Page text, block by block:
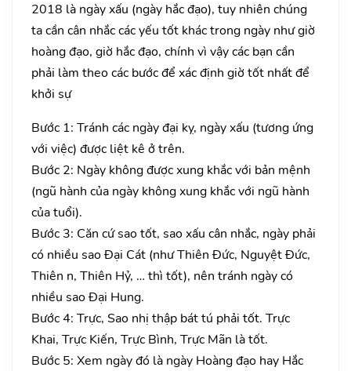
2018 là ngày xấu (ngày hắc đạo), tuy nhiên chúng
ta cần cân nhắc các yếu tốt khác trong ngày như giờ
hoàng đạo, giờ hắc đạo, chính vì vậy các bạn cần
phải làm theo các bước để xác định giờ tốt nhất để
khởi sự
Bước 1: Tránh các ngày đại kỵ, ngày xấu (tương ứng
với việc) được liệt kê ở trên.
Bước 2: Ngày không được xung khắc với bản mệnh
(ngũ hành của ngày không xung khắc với ngũ hành
của tuổi).
Bước 3: Căn cứ sao tốt, sao xấu cân nhắc, ngày phải
có nhiều sao Đại Cát (như Thiên Đức, Nguyệt Đức,
Thiên n, Thiên Hỷ, … thì tốt), nên tránh ngày có
nhiều sao Đại Hung.
Bước 4: Trực, Sao nhị thập bát tú phải tốt. Trực
Khai, Trực Kiến, Trực Bình, Trực Mãn là tốt.
Bước 5: Xem ngày đó là ngày Hoàng đạo hay Hắc